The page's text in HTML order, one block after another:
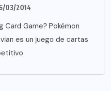
03/2014
Card Game? Pokémon
es un juego de cartas